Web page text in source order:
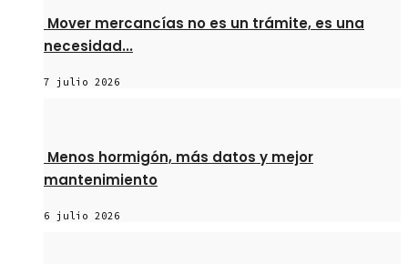
Mover mercancías no es un trámite, es una
necesidad...
7 julio 2026
Menos hormigón, más datos y mejor
mantenimiento
6 julio 2026